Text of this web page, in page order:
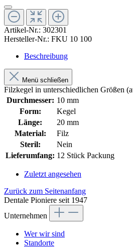
Artikel-Nr.: 302301
Hersteller-Nr.: FKU 10 100
Beschreibung
Menü schließen
Filzkegel in unterschiedlichen Größen
Durchmesser: 10 mm
Form:
Kegel
Länge:
20 mm
Material:
Filz
Steril:
Nein
Lieferumfang: 12 Stück Packung
Zuletzt angesehen
Zurück zum Seitenanfang
Dentale Pioniere seit 1947
Unternehmen
Wer wir sind
Standorte